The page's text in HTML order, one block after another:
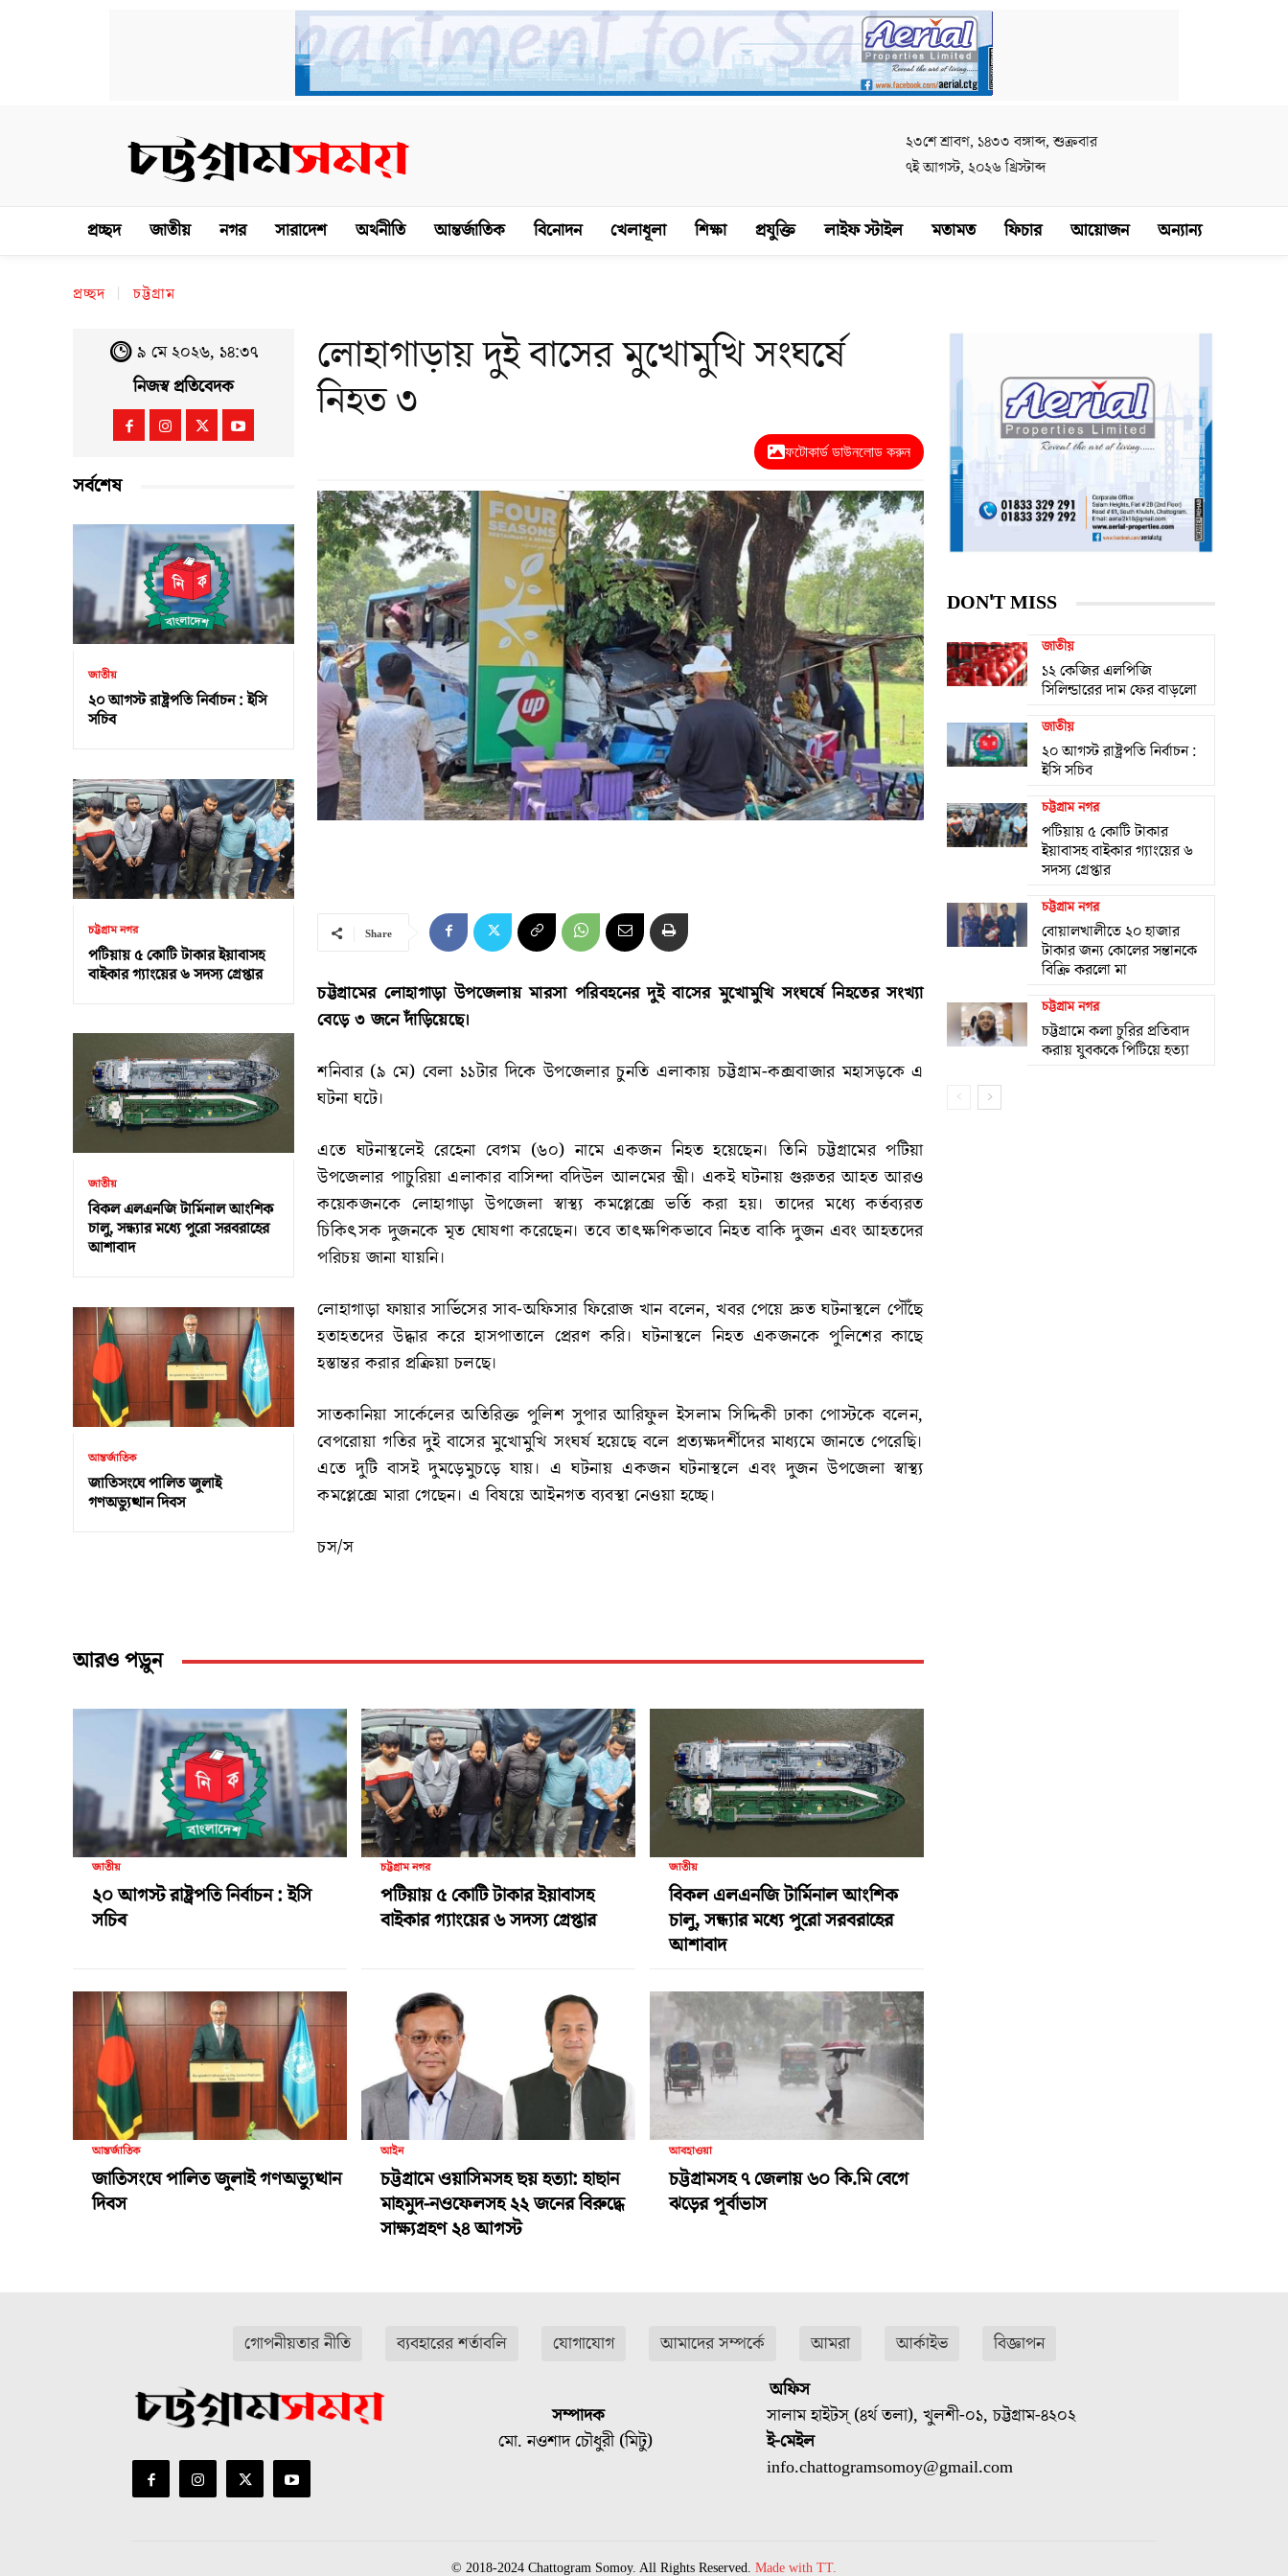
২৩শে শ্রাবণ, ১৪৩৩ বঙ্গাব্দ, শুক্রবার
৭ই আগস্ট, ২০২৬ খ্রিস্টাব্দ
প্রচ্ছদ জাতীয় নগর সারাদেশ অর্থনীতি আন্তর্জাতিক বিনোদন খেলাধূলা শিক্ষা প্রযুক্তি লাইফ স্টাইল মতামত ফিচার আয়োজন অন্যান্য
প্রচ্ছদ চট্টগ্রাম
৯ মে ২০২৬, ১৪:৩৭
নিজস্ব প্রতিবেদক
সর্বশেষ
জাতীয়
২০ আগস্ট রাষ্ট্রপতি নির্বাচন : ইসি
সচিব
চট্টগ্রাম নগর
পটিয়ায় ৫ কোটি টাকার ইয়াবাসহ
বাইকার গ্যাংয়ের ৬ সদস্য গ্রেপ্তার
জাতীয়
বিকল এলএনজি টার্মিনাল আংশিক
চালু, সন্ধ্যার মধ্যে পুরো সরবরাহের
আশাবাদ
আন্তর্জাতিক
জাতিসংঘে পালিত জুলাই
গণঅভ্যুত্থান দিবস
লোহাগাড়ায় দুই বাসের মুখোমুখি সংঘর্ষে
নিহত ৩
ফটোকার্ড ডাউনলোড করুন
Share
চট্টগ্রামের লোহাগাড়া উপজেলায় মারসা পরিবহনের দুই বাসের মুখোমুখি সংঘর্ষে নিহতের সংখ্যা
বেড়ে ৩ জনে দাঁড়িয়েছে।
শনিবার (৯ মে) বেলা ১১টার দিকে উপজেলার চুনতি এলাকায় চট্টগ্রাম-কক্সবাজার মহাসড়কে এ
ঘটনা ঘটে।
এতে ঘটনাস্থলেই রেহেনা বেগম (৬০) নামে একজন নিহত হয়েছেন। তিনি চট্টগ্রামের পটিয়া
উপজেলার পাচুরিয়া এলাকার বাসিন্দা বদিউল আলমের স্ত্রী। একই ঘটনায় গুরুতর আহত আরও
কয়েকজনকে লোহাগাড়া উপজেলা স্বাস্থ্য কমপ্লেক্সে ভর্তি করা হয়। তাদের মধ্যে কর্তব্যরত
চিকিৎসক দুজনকে মৃত ঘোষণা করেছেন। তবে তাৎক্ষণিকভাবে নিহত বাকি দুজন এবং আহতদের
পরিচয় জানা যায়নি।
লোহাগাড়া ফায়ার সার্ভিসের সাব-অফিসার ফিরোজ খান বলেন, খবর পেয়ে দ্রুত ঘটনাস্থলে পৌঁছে
হতাহতদের উদ্ধার করে হাসপাতালে প্রেরণ করি। ঘটনাস্থলে নিহত একজনকে পুলিশের কাছে
হস্তান্তর করার প্রক্রিয়া চলছে।
সাতকানিয়া সার্কেলের অতিরিক্ত পুলিশ সুপার আরিফুল ইসলাম সিদ্দিকী ঢাকা পোস্টকে বলেন,
বেপরোয়া গতির দুই বাসের মুখোমুখি সংঘর্ষ হয়েছে বলে প্রত্যক্ষদর্শীদের মাধ্যমে জানতে পেরেছি।
এতে দুটি বাসই দুমড়েমুচড়ে যায়। এ ঘটনায় একজন ঘটনাস্থলে এবং দুজন উপজেলা স্বাস্থ্য
কমপ্লেক্সে মারা গেছেন। এ বিষয়ে আইনগত ব্যবস্থা নেওয়া হচ্ছে।
চস/স
আরও পড়ুন
জাতীয়
২০ আগস্ট রাষ্ট্রপতি নির্বাচন : ইসি
সচিব
চট্টগ্রাম নগর
পটিয়ায় ৫ কোটি টাকার ইয়াবাসহ
বাইকার গ্যাংয়ের ৬ সদস্য গ্রেপ্তার
জাতীয়
বিকল এলএনজি টার্মিনাল আংশিক
চালু, সন্ধ্যার মধ্যে পুরো সরবরাহের
আশাবাদ
আন্তর্জাতিক
জাতিসংঘে পালিত জুলাই গণঅভ্যুত্থান
দিবস
আইন
চট্টগ্রামে ওয়াসিমসহ ছয় হত্যা: হাছান
মাহমুদ-নওফেলসহ ২২ জনের বিরুদ্ধে
সাক্ষ্যগ্রহণ ২৪ আগস্ট
আবহাওয়া
চট্টগ্রামসহ ৭ জেলায় ৬০ কি.মি বেগে
ঝড়ের পূর্বাভাস
DON'T MISS
জাতীয়
১২ কেজির এলপিজি
সিলিন্ডারের দাম ফের বাড়লো
জাতীয়
২০ আগস্ট রাষ্ট্রপতি নির্বাচন :
ইসি সচিব
চট্টগ্রাম নগর
পটিয়ায় ৫ কোটি টাকার
ইয়াবাসহ বাইকার গ্যাংয়ের ৬
সদস্য গ্রেপ্তার
চট্টগ্রাম নগর
বোয়ালখালীতে ২০ হাজার
টাকার জন্য কোলের সন্তানকে
বিক্রি করলো মা
চট্টগ্রাম নগর
চট্টগ্রামে কলা চুরির প্রতিবাদ
করায় যুবককে পিটিয়ে হত্যা
গোপনীয়তার নীতি ব্যবহারের শর্তাবলি যোগাযোগ আমাদের সম্পর্কে আমরা আর্কাইভ বিজ্ঞাপন
সম্পাদক
মো. নওশাদ চৌধুরী (মিটু)
অফিস
সালাম হাইটস্ (৪র্থ তলা), খুলশী-০১, চট্টগ্রাম-৪২০২
ই-মেইল
info.chattogramsomoy@gmail.com
© 2018-2024 Chattogram Somoy. All Rights Reserved. Made with TT.